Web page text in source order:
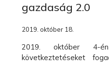
gazdaság 2.0
2019. október 18.
2019. október 4-
következtetéseket